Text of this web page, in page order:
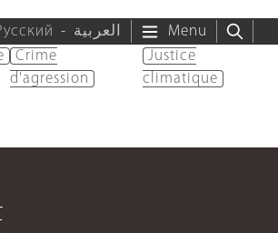
العربية Menu
Crime
d'agression
Justice
climatique